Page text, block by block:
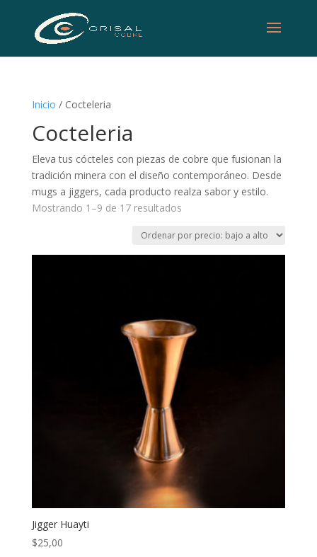
Inicio / Cocteleria
Cocteleria
Eleva tus cócteles con piezas de cobre que fusionan la
tradición minera con el diseño contemporáneo. Desde
mugs a jiggers, cada producto realza sabor y estilo.
Mostrando 1–9 de 17 resultadosOrdenado
precio:
bajo
Jigger Huayti
$25,00